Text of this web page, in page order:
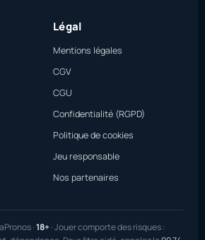
Légal
Mentions légales
CGV
CGU
Confidentialité (RGPD)
Politique de cookies
Jeu responsable
Nos partenaires
·18+ · Jouer comporte des risques :